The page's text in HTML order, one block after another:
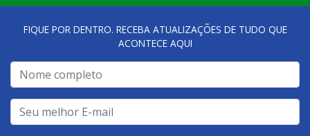
FIQUE POR DENTRO. RECEBA ATUALIZAÇÕES DE TUDO QUE
ACONTECE AQUI